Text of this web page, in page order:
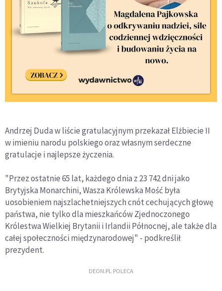
Andrzej Duda w liście gratulacyjnym przekazał Elżbiecie II
w imieniu narodu polskiego oraz własnym serdeczne
gratulacje i najlepsze życzenia.
"Przez ostatnie 65 lat, każdego dnia z 23 742 dni jako
Brytyjska Monarchini, Wasza Królewska Mość była
uosobieniem najszlachetniejszych cnót cechujących głowę
państwa, nie tylko dla mieszkańców Zjednoczonego
Królestwa Wielkiej Brytanii i Irlandii Północnej, ale także dla
całej społeczności międzynarodowej" - podkreślił
prezydent.
DEON.PL POLECA